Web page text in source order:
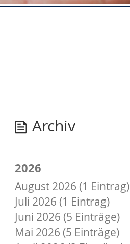
Archiv
2026
August 2026 (1 Eintrag)
Juli 2026 (1 Eintrag)
Juni 2026 (5 Einträge)
Mai 2026 (5 Einträge)